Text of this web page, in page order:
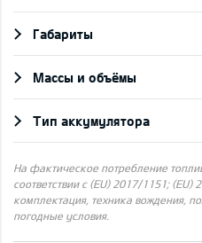
Габариты
Массы и объёмы
Тип аккумулятора
На фактическое потребление
соответствии с (EU) 2017/1151;
комплектация, техника вождения,
погодные условия.